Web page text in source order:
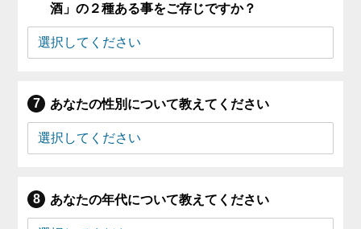
酒」の２種ある事をご存じですか？
あなたの性別について教えてください
あなたの年代について教えてください